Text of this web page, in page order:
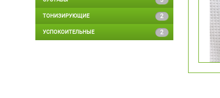
ТОНИЗИРУЮЩИЕ 2
УСПОКОИТЕЛЬНЫЕ 2